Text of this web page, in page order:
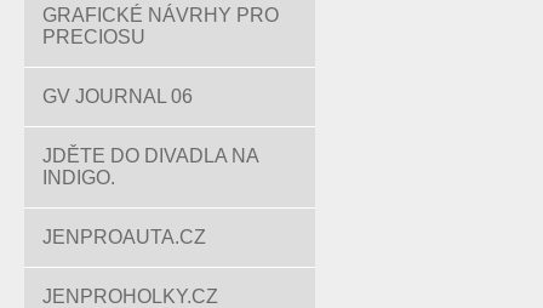
GRAFICKÉ NÁVRHY PRO
PRECIOSU
GV JOURNAL 06
JDĚTE DO DIVADLA NA
INDIGO.
JENPROAUTA.CZ
JENPROHOLKY.CZ